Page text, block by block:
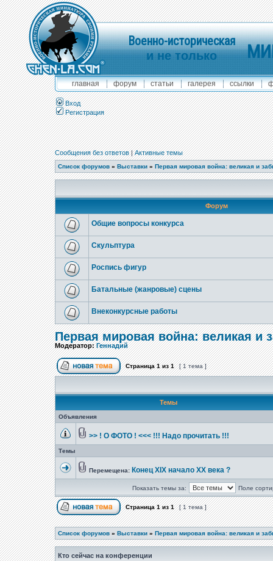
Военно-историческая
и не только
главная форум статьи галерея ссылки
Вход
Регистрация
Сообщения без ответов|Активные темы
Список форумов » Выставки » Первая мировая война: великая и
Форум
Общие вопросы конкурса
Скульптура
Роспись фигур
Батальные (жанровые) сцены
Внеконкурсные работы
Первая мировая война: великая и
Модератор:Геннадий
Страница1из1 [ 1 тема ]
Темы
Объявления
>> ! О ФОТО ! <<< !!! Надо прочитать !!!
Темы
Перемещена: Конец XIX начало XX века ?
Показать темы за: Поле
Страница1из1 [ 1 тема ]
Список форумов » Выставки » Первая мировая война: великая и
Кто сейчас на конференции